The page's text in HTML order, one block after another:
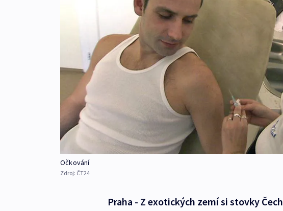
Očkování
Zdroj: ČT24
Praha - Z exotických zemí si stovky